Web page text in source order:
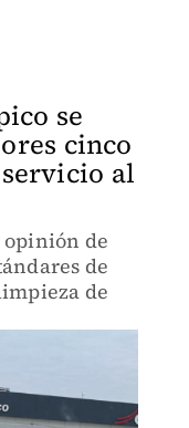
se
cinco
al
opinión de
de
de